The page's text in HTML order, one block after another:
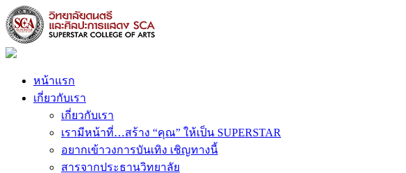
หน้าแรก
เกี่ยวกับเรา
เกี่ยวกับเรา
เรามีหน้าที่…สร้าง “คุณ” ให้เป็น SUPERSTAR
อยากเข้าวงการบันเทิง เชิญทางนี้
สารจากประธานวิทยาลัย